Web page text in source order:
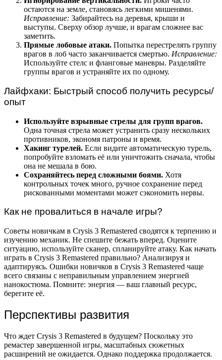
остаются на земле, становясь легкими мишенями.
Исправление: Забирайтесь на деревья, крыши и
выступы. Сверху обзор лучше, и врагам сложнее вас
заметить.
Прямые лобовые атаки. Попытка перестрелять группу
врагов в лоб часто заканчивается смертью. Исправление:
Используйте стелс и фланговые маневры. Разделяйте
группы врагов и устраняйте их по одному.
Лайфхаки: Быстрый способ получить ресурсы/
опыт
Используйте взрывные стрелы для групп врагов.
Одна точная стрела может устранить сразу нескольких
противников, экономя патроны и время.
Хакинг турелей. Если видите автоматическую турель,
попробуйте взломать её или уничтожить сначала, чтобы
она не мешала в бою.
Сохраняйтесь перед сложными боями. Хотя
контрольных точек много, ручное сохранение перед
рискованными моментами может сэкономить нервы.
Как не провалиться в начале игры?
Советы новичкам в Crysis 3 Remastered сводятся к терпению и
изучению механик. Не спешите бежать вперед. Оцените
ситуацию, используйте сканер, спланируйте атаку. Как начать
играть в Crysis 3 Remastered правильно? Анализируя и
адаптируясь. Ошибки новичков в Crysis 3 Remastered чаще
всего связаны с неправильным управлением энергией
нанокостюма. Помните: энергия — ваш главный ресурс,
берегите её.
Перспективы развития
Что ждет Crysis 3 Remastered в будущем? Поскольку это
ремастер завершенной игры, масштабных сюжетных
расширений не ожидается. Однако поддержка продолжается.